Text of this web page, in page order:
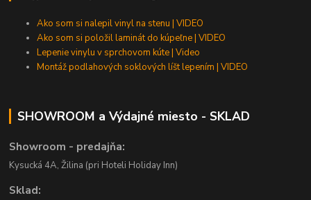
Ako som si nalepil vinyl na stenu | VIDEO
Ako som si položil laminát do kúpeľne | VIDEO
Lepenie vinylu v sprchovom kúte | Video
Montáž podlahových soklových líšt lepením | VIDEO
SHOWROOM a Výdajné miesto - SKLAD
Showroom - predajňa:
Kysucká 4A, Žilina (pri Hoteli Holiday Inn)
Sklad: